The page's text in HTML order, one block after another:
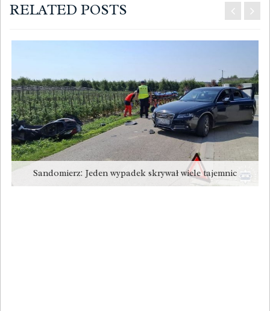
RELATED POSTS
Sandomierz: Jeden wypadek skrywał wiele tajemnic